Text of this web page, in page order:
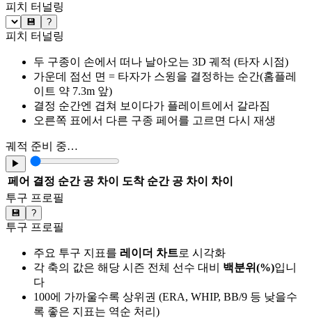
피치 터널링
💾 ?
피치 터널링
두 구종이 손에서 떠나 날아오는 3D 궤적 (타자 시점)
가운데 점선 면 = 타자가 스윙을 결정하는 순간(홈플레
이트 약 7.3m 앞)
결정 순간엔 겹쳐 보이다가 플레이트에서 갈라짐
오른쪽 표에서 다른 구종 페어를 고르면 다시 재생
궤적 준비 중…
▶
페어 결정 순간 공 차이 도착 순간 공 차이
차이
투구 프로필
💾 ?
투구 프로필
주요 투구 지표를 레이더 차트로 시각화
각 축의 값은 해당 시즌 전체 선수 대비 백분위(%)입니
다
100에 가까울수록 상위권 (ERA, WHIP, BB/9 등 낮을수
록 좋은 지표는 역순 처리)